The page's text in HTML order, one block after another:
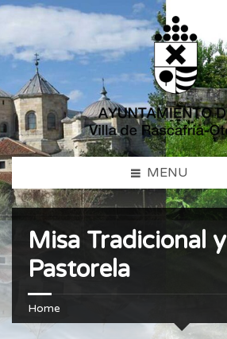
MENU
Misa Tradicional y
Pastorela
Home